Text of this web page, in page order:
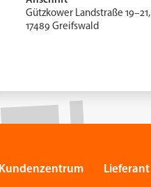
Gützkower Landstraße 19–21,
17489 Greifswald
Kundenzentrum Lieferant